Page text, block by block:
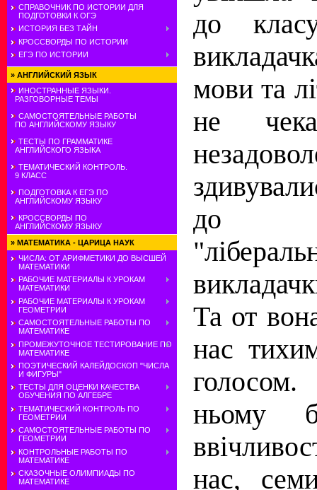
СПРАВОЧНИК ПО ИСТОРИИ ДЛЯ
ПОДГОТОВКИ К ОГЭ
ИСТОРИЯ БЕЗ ТАЙН
КРОССВОРДЫ ПО ИСТОРИИ
ЕГЭ ПО ИСТОРИИ
» АНГЛИЙСКИЙ ЯЗЫК
ИНОСТРАННЫЕ ЯЗЫКИ.
РАЗГОВОРНЫЕ ТЕМЫ
САМОСТОЯТЕЛЬНЫЕ РАБОТЫ
ПО АНГЛИЙСКОМУ ЯЗЫКУ
ТЕСТЫ ПО ГРАММАТИКЕ
АНГЛИЙСКОГО ЯЗЫКА
ТЕМАТИЧЕСКИЙ КОНТРОЛЬ.
9 КЛАСС
ПОДГОТОВКА К ЕГЭ ПО
АНГЛИЙСКОМУ ЯЗЫКУ
КРОССВОРДЫ ПО
АНГЛИЙСКОМУ ЯЗЫКУ
» МАТЕМАТИКА - ЦАРИЦА НАУК
ЧИСЛА: ОТ АРИФМЕТИКИ ДО ВЫСШЕЙ
МАТЕМАТИКИ
РАБОЧИЕ МАТЕРИАЛЫ К УРОКАМ
МАТЕМАТИКИ
РАБОЧИЕ МАТЕРИАЛЫ К УРОКАМ
ГЕОМЕТРИИ
САМОСТОЯТЕЛЬНЫЕ РАБОТЫ ПО
МАТЕМАТИКЕ
ПРОМЕЖУТОЧНОЕ ТЕСТИРОВАНИЕ ПО
МАТЕМАТИКЕ
ПОЭТИЧЕСКИЙ КАЛЕЙДОСКОП "ЧИСЛА
И ФИГУРЫ"
ТЕСТЫ ДЛЯ ОЦЕНКИ КАЧЕСТВА
ОБУЧЕНИЯ ПО АЛГЕБРЕ
ТЕМАТИЧЕСКИЙ КОНТРОЛЬ ПО
ГЕОМЕТРИИ
САМОСТОЯТЕЛЬНЫЕ РАБОТЫ ПО
ГЕОМЕТРИИ
КОНТРОЛЬНЫЕ РАБОТЫ ПО
МАТЕМАТИКЕ
СКАЗОЧНЫЕ ОЛИМПИАДЫ ПО
МАТЕМАТИКЕ
до
мови та
не
до
Та от
нас
ньому
нас,